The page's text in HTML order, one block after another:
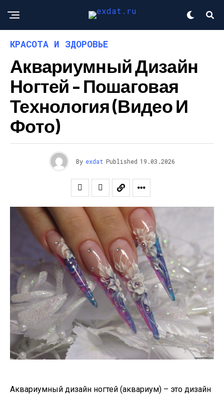
КРАСОТА И ЗДОРОВЬЕ
Аквариумный Дизайн
Ногтей – Пошаговая
Технология (видео И
Фото)
By exdat Published 19.03.2026
Аквариумный дизайн ногтей (аквариум) – это дизайн